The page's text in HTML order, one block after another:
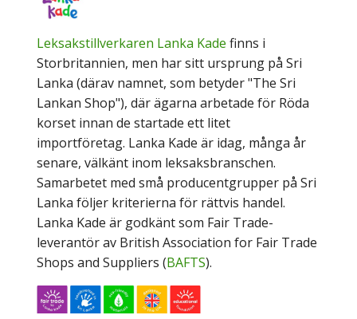
Leksakstillverkaren Lanka Kade finns i
Storbritannien, men har sitt ursprung på Sri
Lanka (därav namnet, som betyder "The Sri
Lankan Shop"), där ägarna arbetade för Röda
korset innan de startade ett litet
importföretag. Lanka Kade är idag, många år
senare, välkänt inom leksaksbranschen.
Samarbetet med små producentgrupper på Sri
Lanka följer kriterierna för rättvis handel.
Lanka Kade är godkänt som Fair Trade-
leverantör av British Association for Fair Trade
Shops and Suppliers (BAFTS).